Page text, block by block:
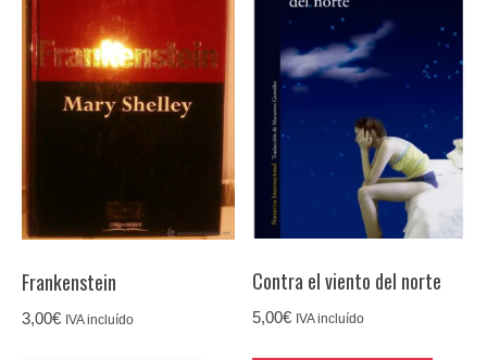
Frankenstein
3,00€ IVA incluído
Contra el viento del norte
5,00€ IVA incluído